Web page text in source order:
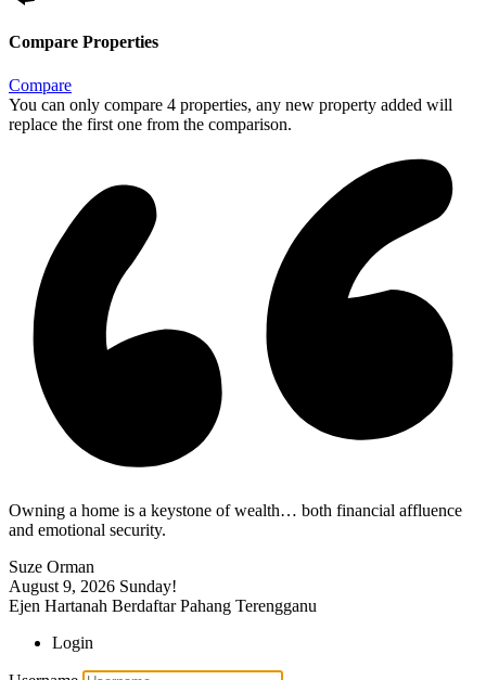
Compare Properties
Compare
You can only compare 4 properties, any new property added will
replace the first one from the comparison.
Owning a home is a keystone of wealth… both financial affluence
and emotional security.
Suze Orman
August 9, 2026 Sunday!
Ejen Hartanah Berdaftar Pahang Terengganu
Login